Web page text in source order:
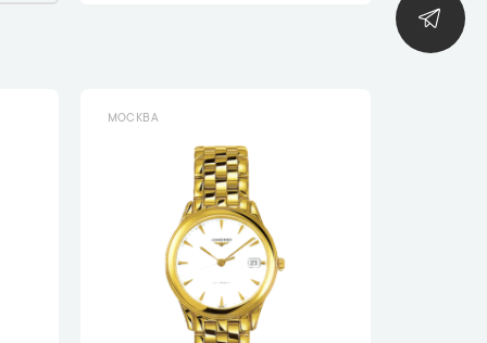
МОСКВА